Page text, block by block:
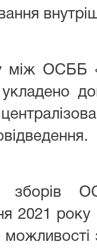
між ОСББ
укладено
2021